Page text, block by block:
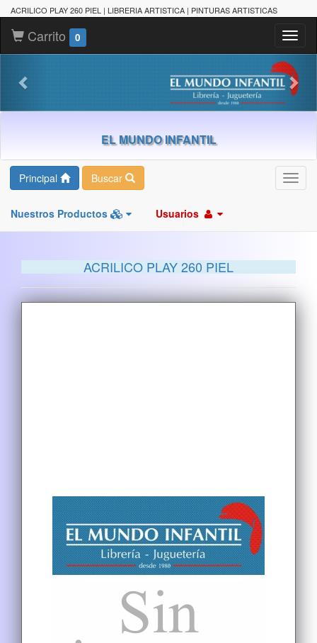
ACRILICO PLAY 260 PIEL | LIBRERIA ARTISTICA | PINTURAS ARTISTICAS
Carrito 0
EL MUNDO INFANTIL
Principal Buscar
Nuestros Productos Usuarios
ACRILICO PLAY 260 PIEL